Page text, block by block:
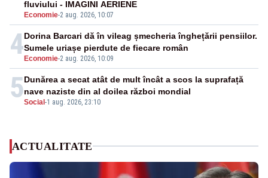
Economie-2 aug. 2026, 10:07
fluviului - IMAGINI AERIENE
4Economie-2 aug. 2026, 10:09
Dorina Barcari dă în vileag șmecheria înghețării pensiilor.
Sumele uriașe pierdute de fiecare român
5Social-1 aug. 2026, 23:10
Dunărea a secat atât de mult încât a scos la suprafață
nave naziste din al doilea război mondial
ACTUALITATE